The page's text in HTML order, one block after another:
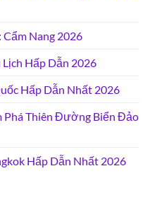
Nang 2026
Lịch Hấp Dẫn 2026
Hấp Dẫn Nhất 2026
Phá Thiên Đường Biển Đảo
Hấp Dẫn Nhất 2026